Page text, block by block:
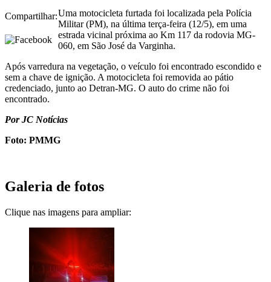
Compartilhar:Uma motocicleta furtada foi localizada pela Polícia
Militar (PM), na última terça-feira (12/5), em uma
estrada vicinal próxima ao Km 117 da rodovia MG-
060, em São José da Varginha.
Após varredura na vegetação, o veículo foi encontrado escondido e
sem a chave de ignição. A motocicleta foi removida ao pátio
credenciado, junto ao Detran-MG. O auto do crime não foi
encontrado.
Por JC Notícias
Foto: PMMG
Galeria de fotos
Clique nas imagens para ampliar: